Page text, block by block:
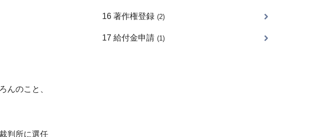
んのこと、
判所に選任
16 著作権登録 (2)
17 給付金申請 (1)